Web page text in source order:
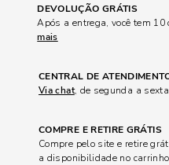
DEVOLUÇÃO GRÁTIS
Após a entrega, você tem
mais
CENTRAL DE
Via chat, de segunda a
COMPRE E RETIRE GRÁTIS
Compre pelo site e retire
a disponibilidade no